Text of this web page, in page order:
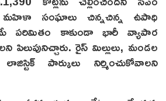
మహిళా సంఘాలు చిన్నచిన్న ఉపాధి
పరిమితం కాకుండా భారీ వ్యాపార
పిలుపునిచ్చారు. రైస్ మిల్లులు, మండల
పార్కులు నిర్మించుకోవాలని